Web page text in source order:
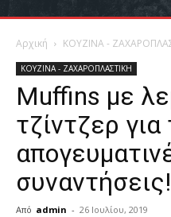
Αρχική ΚΟΥΖΙΝΑ -
ΚΟΥΖΙΝΑ - ΖΑΧΑΡΟΠΛΑΣΤΙΚΗ
Muffins με
τζίντζερ για
συναντήσεις!
Από admin - 26 Ιουλίου, 2019